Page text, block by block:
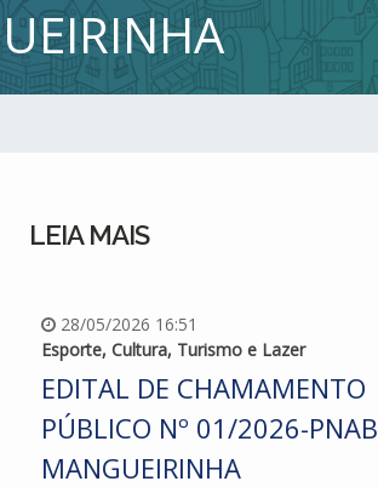
LEIA MAIS
28/05/2026 16:51
Esporte, Cultura, Turismo e Lazer
EDITAL DE CHAMAMENTO
PÚBLICO Nº 01/2026-PNAB
MANGUEIRINHA